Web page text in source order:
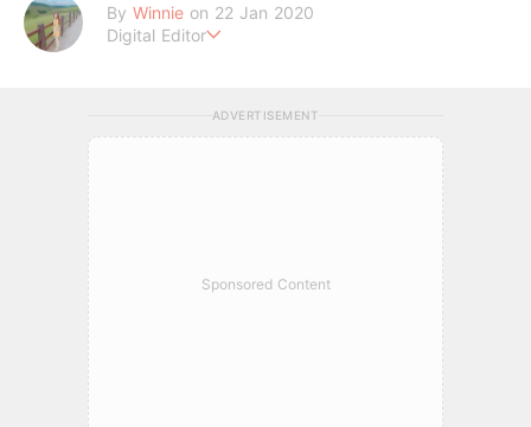
By Winnie on 22 Jan 2020
Digital Editor
ADVERTISEMENT
Sponsored Content